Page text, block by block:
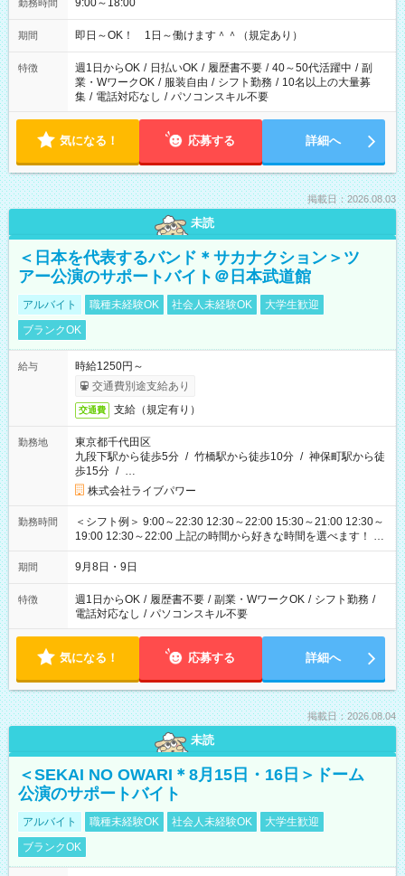
勤務時間 9:00～18:00
期間 即日～OK！ 1日～働けます＾＾（規定あり）
特徴 週1日からOK / 日払いOK / 履歴書不要 / 40～50代活躍中 / 副
業・WワークOK / 服装自由 / シフト勤務 / 10名以上の大量募
集 / 電話対応なし / パソコンスキル不要
気になる！ 応募する 詳細へ
掲載日：2026.08.03
未読
＜日本を代表するバンド＊サカナクション＞ツ
アー公演のサポートバイト＠日本武道館
アルバイト 職種未経験OK 社会人未経験OK
大学生歓迎
ブランクOK
給与
時給1250円～
交通費別途支給あり
交通費 支給（規定有り）
勤務地
東京都千代田区
九段下駅から徒歩5分 / 竹橋駅から徒歩10分 / 神保町駅から徒
歩15分 / …
株式会社ライブパワー
勤務時間
＜シフト例＞ 9:00～22:30 12:30～22:00 15:30～21:00 12:30～
19:00 12:30～22:00 上記の時間から好きな時間を選べます！ ※
時間は変更となる可能性があります
期間 9月8日・9日
特徴 週1日からOK / 履歴書不要 / 副業・WワークOK / シフト勤務 /
電話対応なし / パソコンスキル不要
気になる！ 応募する 詳細へ
掲載日：2026.08.04
未読
＜SEKAI NO OWARI＊8月15日・16日＞ドーム
公演のサポートバイト
アルバイト 職種未経験OK 社会人未経験OK
大学生歓迎
ブランクOK